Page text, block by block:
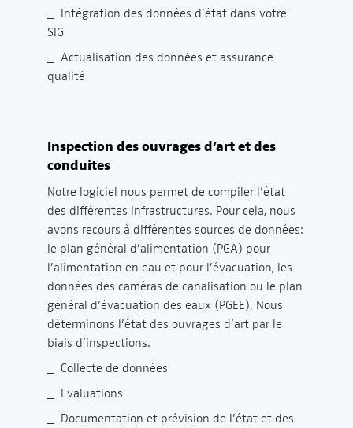
_ Intégration des données d’état dans votre
SIG
_ Actualisation des données et assurance
qualité
Inspection des ouvrages d’art et des
conduites
Notre logiciel nous permet de compiler l’état
des différentes infrastructures. Pour cela, nous
avons recours à différentes sources de données:
le plan général d’alimentation (PGA) pour
l’alimentation en eau et pour l’évacuation, les
données des caméras de canalisation ou le plan
général d’évacuation des eaux (PGEE). Nous
déterminons l’état des ouvrages d’art par le
biais d’inspections.
_ Collecte de données
_ Evaluations
_ Documentation et prévision de l’état et des